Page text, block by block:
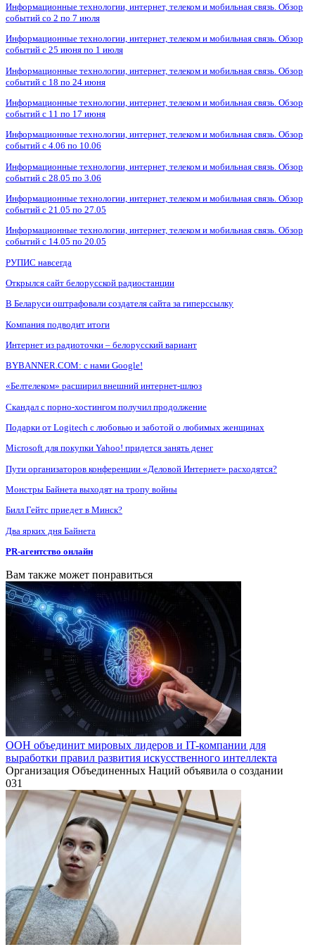
Информационные технологии, интернет, телеком и мобильная связь. Обзор
событий со 2 по 7 июля
Информационные технологии, интернет, телеком и мобильная связь. Обзор
событий с 25 июня по 1 июля
Информационные технологии, интернет, телеком и мобильная связь. Обзор
событий с 18 по 24 июня
Информационные технологии, интернет, телеком и мобильная связь. Обзор
событий с 11 по 17 июня
Информационные технологии, интернет, телеком и мобильная связь. Обзор
событий с 4.06 по 10.06
Информационные технологии, интернет, телеком и мобильная связь. Обзор
событий с 28.05 по 3.06
Информационные технологии, интернет, телеком и мобильная связь. Обзор
событий с 21.05 по 27.05
Информационные технологии, интернет, телеком и мобильная связь. Обзор
событий с 14.05 по 20.05
РУПИС навсегда
Открылся сайт белорусской радиостанции
В Беларуси оштрафовали создателя сайта за гиперссылку
Компания подводит итоги
Интернет из радиоточки – белорусский вариант
BYBANNER.COM: c нами Google!
«Белтелеком» расширил внешний интернет-шлюз
Скандал с порно-хостингом получил продолжение
Подарки от Logitech с любовью и заботой о любимых женщинах
Microsoft для покупки Yahoo! придется занять денег
Пути организаторов конференции «Деловой Интернет» расходятся?
Монстры Байнета выходят на тропу войны
Билл Гейтс приедет в Минск?
Два ярких дня Байнета
PR-агентство онлайн
Вам также может понравиться
ООН объединит мировых лидеров и IT-компании для
выработки правил развития искусственного интеллекта
Организация Объединенных Наций объявила о создании
031